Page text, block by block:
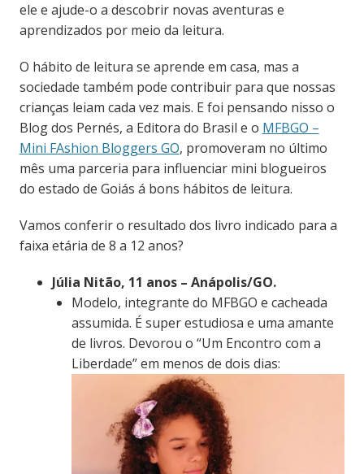
ele e ajude-o a descobrir novas aventuras e
aprendizados por meio da leitura.
O hábito de leitura se aprende em casa, mas a
sociedade também pode contribuir para que nossas
crianças leiam cada vez mais. E foi pensando nisso o
Blog dos Pernés, a Editora do Brasil e o MFBGO –
Mini FAshion Bloggers GO, promoveram no último
mês uma parceria para influenciar mini blogueiros
do estado de Goiás á bons hábitos de leitura.
Vamos conferir o resultado dos livro indicado para a
faixa etária de 8 a 12 anos?
Júlia Nitão, 11 anos – Anápolis/GO.
Modelo, integrante do MFBGO e cacheada
assumida. É super estudiosa e uma amante
de livros. Devorou o “Um Encontro com a
Liberdade” em menos de dois dias: